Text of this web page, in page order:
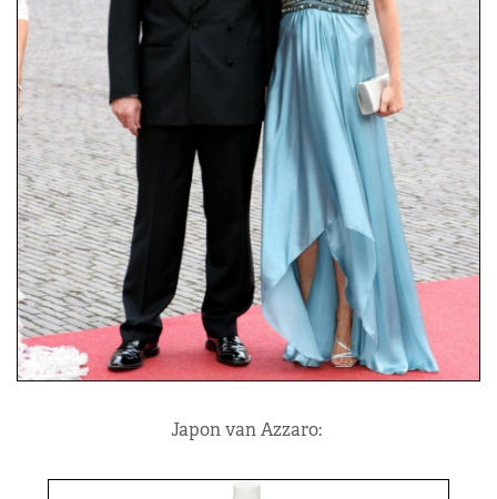
Japon van Azzaro: